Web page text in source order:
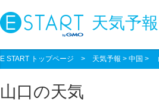
天気予報
E START トップページ > 天気予報 > 中国 >
山口の天気